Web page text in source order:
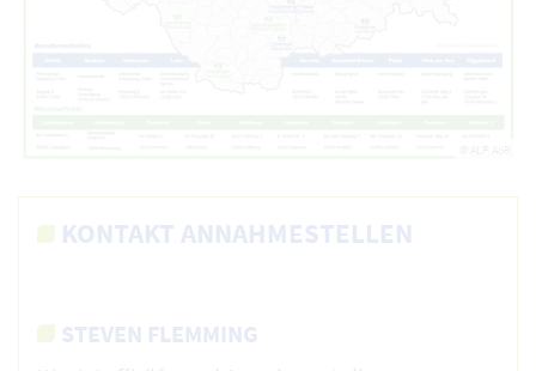
KONTAKT ANNAHMESTELLEN
STEVEN FLEMMING